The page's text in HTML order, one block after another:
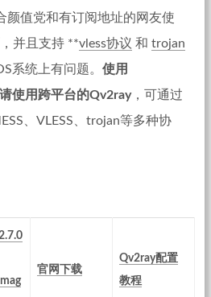
颜值党和有订阅地址的网友使
并且支持 **vless协议 和 trojan
系统上有问题。 使用
使用跨平台的Qv2ray，可通过
、VLESS、trojan等多种协
官网下载
Qv2ray配置
教程